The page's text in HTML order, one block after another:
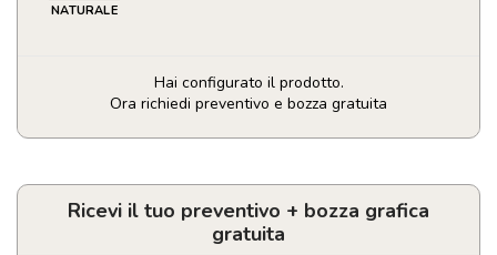
NATURALE
Hai configurato il prodotto.
Ora richiedi preventivo e bozza gratuita
Borsa
Marcex
quantitàRicevi il tuo preventivo + bozza grafica
gratuita